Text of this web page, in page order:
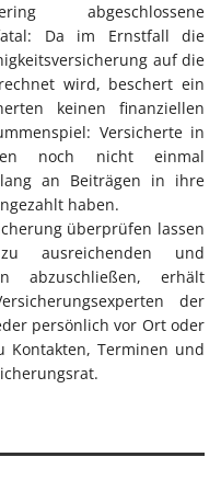
fatal: Da im Ernstfall die
auf die
wird, beschert ein
keinen finanziellen
Versicherte in
noch nicht einmal
an Beiträgen in ihre
haben.
überprüfen lassen
ausreichenden und
abzuschließen, erhält
der
persönlich vor Ort oder
Kontakten, Terminen und